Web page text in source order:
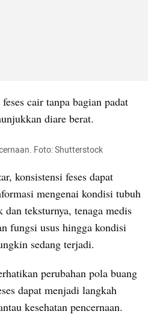
cair tanpa bagian padat
diare berat.
Foto: Shutterstock
konsistensi feses dapat
mengenai kondisi tubuh
dan teksturnya, tenaga medis
fungsi usus hingga kondisi
sedang terjadi.
perubahan pola buang
dapat menjadi langkah
kesehatan pencernaan.